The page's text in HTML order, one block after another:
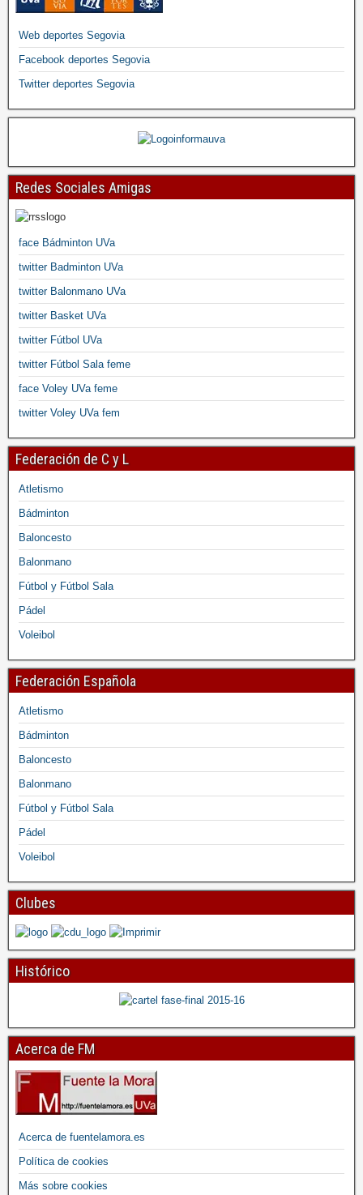
Web deportes Segovia
Facebook deportes Segovia
Twitter deportes Segovia
Redes Sociales Amigas
face Bádminton UVa
twitter Badminton UVa
twitter Balonmano UVa
twitter Basket UVa
twitter Fútbol UVa
twitter Fútbol Sala feme
face Voley UVa feme
twitter Voley UVa fem
Federación de C y L
Atletismo
Bádminton
Baloncesto
Balonmano
Fútbol y Fútbol Sala
Pádel
Voleibol
Federación Española
Atletismo
Bádminton
Baloncesto
Balonmano
Fútbol y Fútbol Sala
Pádel
Voleibol
Clubes
Histórico
Acerca de FM
Acerca de fuentelamora.es
Política de cookies
Más sobre cookies